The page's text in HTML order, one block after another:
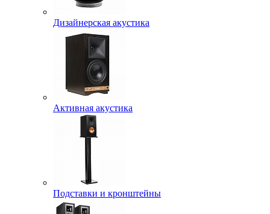
Дизайнерская акустика
Активная акустика
Подставки и кронштейны